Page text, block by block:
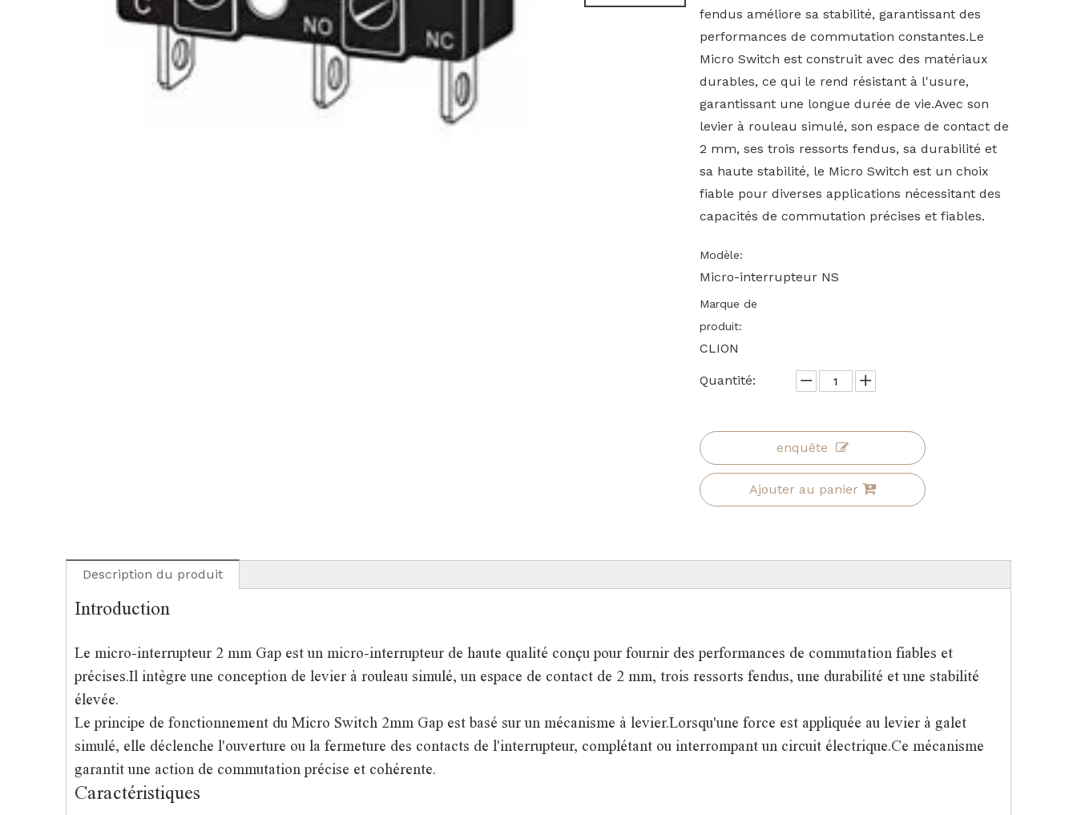
fendus améliore sa stabilité, garantissant des
performances de commutation constantes.Le
Micro Switch est construit avec des matériaux
durables, ce qui le rend résistant à l'usure,
garantissant une longue durée de vie.Avec son
levier à rouleau simulé, son espace de contact de
2 mm, ses trois ressorts fendus, sa durabilité et
sa haute stabilité, le Micro Switch est un choix
fiable pour diverses applications nécessitant des
capacités de commutation précises et fiables.
Modèle:
Micro-interrupteur NS
Marque de
produit:
CLION
Quantité:
enquête
Ajouter au panier
Description du produit
Introduction
Le micro-interrupteur 2 mm Gap est un micro-interrupteur de haute qualité conçu pour fournir des performances de commutation fiables et
précises.Il intègre une conception de levier à rouleau simulé, un espace de contact de 2 mm, trois ressorts fendus, une durabilité et une stabilité
élevée.
Le principe de fonctionnement du Micro Switch 2mm Gap est basé sur un mécanisme à levier.Lorsqu'une force est appliquée au levier à galet
simulé, elle déclenche l'ouverture ou la fermeture des contacts de l'interrupteur, complétant ou interrompant un circuit électrique.Ce mécanisme
garantit une action de commutation précise et cohérente.
Caractéristiques